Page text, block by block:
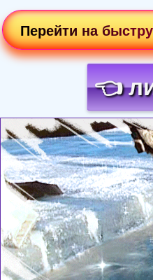
Перейти на
👈